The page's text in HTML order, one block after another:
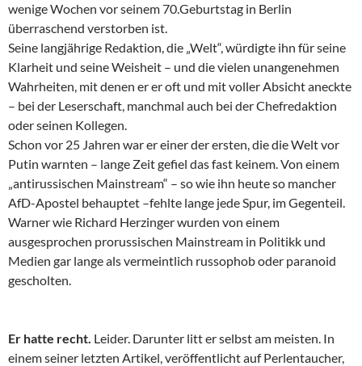
wenige Wochen vor seinem 70.Geburtstag in Berlin
überraschend verstorben ist.
Seine langjährige Redaktion, die „Welt“, würdigte ihn für seine
Klarheit und seine Weisheit – und die vielen unangenehmen
Wahrheiten, mit denen er er oft und mit voller Absicht aneckte
– bei der Leserschaft, manchmal auch bei der Chefredaktion
oder seinen Kollegen.
Schon vor 25 Jahren war er einer der ersten, die die Welt vor
Putin warnten – lange Zeit gefiel das fast keinem. Von einem
„antirussischen Mainstream“ – so wie ihn heute so mancher
AfD-Apostel behauptet –fehlte lange jede Spur, im Gegenteil.
Warner wie Richard Herzinger wurden von einem
ausgesprochen prorussischen Mainstream in Politikk und
Medien gar lange als vermeintlich russophob oder paranoid
gescholten.
Er hatte recht. Leider. Darunter litt er selbst am meisten. In
einem seiner letzten Artikel, veröffentlicht auf Perlentaucher,